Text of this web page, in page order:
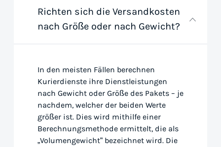
Richten sich die Versandkosten
nach Größe oder nach Gewicht?
In den meisten Fällen berechnen
Kurierdienste ihre Dienstleistungen
nach Gewicht oder Größe des Pakets – je
nachdem, welcher der beiden Werte
größer ist. Dies wird mithilfe einer
Berechnungsmethode ermittelt, die als
„Volumengewicht“ bezeichnet wird. Die